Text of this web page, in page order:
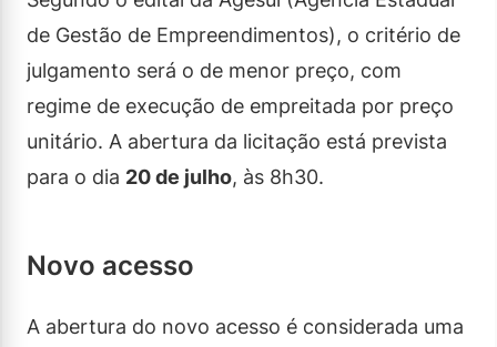
de Gestão de Empreendimentos), o critério de
julgamento será o de menor preço, com
regime de execução de empreitada por preço
unitário. A abertura da licitação está prevista
para o dia 20 de julho, às 8h30.
Novo acesso
A abertura do novo acesso é considerada uma